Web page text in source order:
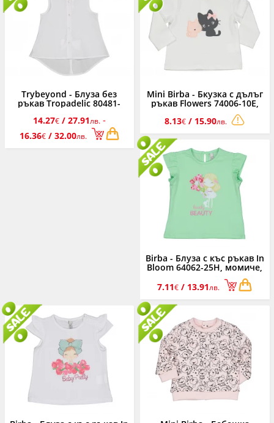
Trybeyond - Блуза без
ръкав Tropadelic 80481-
14.27€/ 27.91лв. -
16.36€/ 32.00лв.
Mini Birba - Бкузка с дълъг
ръкав Flowers 74006-10E,
момиче, 3-24 м.
8.13€ / 15.90лв.
Birba - Блуза с къс ръкав In
Bloom 64062-25H, момиче,
7.11€ / 13.91лв.